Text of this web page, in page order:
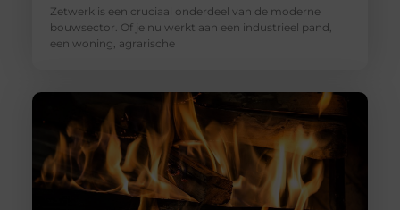
Zetwerk is een cruciaal onderdeel van de moderne
bouwsector. Of je nu werkt aan een industrieel pand,
een woning, agrarische